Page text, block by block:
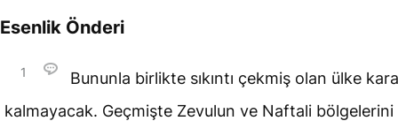
Esenlik Önderi
1
Bununla birlikte sıkıntı çekmiş olan ülke
kalmayacak. Geçmişte Zevulun ve Naftali bölgelerini